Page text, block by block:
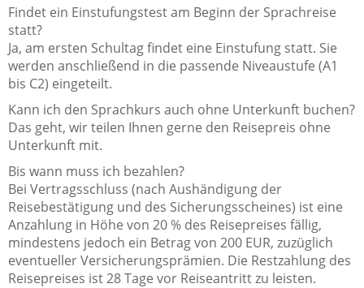
Findet ein Einstufungstest am Beginn der Sprachreise
statt?
Ja, am ersten Schultag findet eine Einstufung statt. Sie
werden anschließend in die passende Niveaustufe (A1
bis C2) eingeteilt.
Kann ich den Sprachkurs auch ohne Unterkunft buchen?
Das geht, wir teilen Ihnen gerne den Reisepreis ohne
Unterkunft mit.
Bis wann muss ich bezahlen?
Bei Vertragsschluss (nach Aushändigung der
Reisebestätigung und des Sicherungsscheines) ist eine
Anzahlung in Höhe von 20 % des Reisepreises fällig,
mindestens jedoch ein Betrag von 200 EUR, zuzüglich
eventueller Versicherungsprämien. Die Restzahlung des
Reisepreises ist 28 Tage vor Reiseantritt zu leisten.